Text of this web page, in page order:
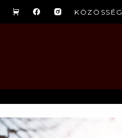
KÖZÖSSÉG